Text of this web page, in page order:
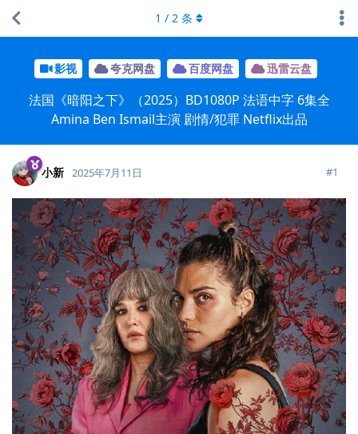
影视 夸克网盘 百度网盘 迅雷云盘
法国《暗阳之下》（2025）BD1080P 法语中字 6集全
Amina Ben Ismail主演 剧情/犯罪 Netflix出品
1 / 2 条
小新 2025年7月11日 #1